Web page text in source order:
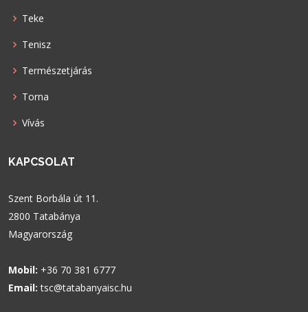
Teke
Tenisz
Természetjárás
Torna
Vívás
KAPCSOLAT
Szent Borbála út 11.
2800 Tatabánya
Magyarország
Mobil: +36 70 381 6777
Email: tsc@tatabanyaisc.hu